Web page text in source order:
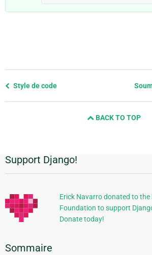
Previous
Style de code
BACK TO TOP
Informations
Support Django!
Erick Navarro donated to
Foundation to support
Donate today!
Sommaire